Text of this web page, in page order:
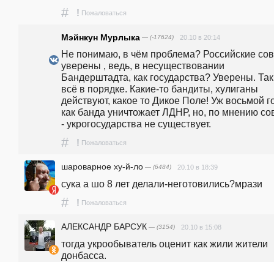
# ! Пожаловаться
Мэйнкун Мурлыка — (-17624) 20.10 в 20:14
Не понимаю, в чём проблема? Российские
уверены , ведь, в несуществовании
Бандерштадта, как государства? Уверены.
всё в порядке. Какие-то бандиты, хулиганы
действуют, какое то Дикое Поле! Уж восьмой
как банда уничтожает ЛДНР, но, по мнению
- укрогосударства не существует.
# ! Пожаловаться
шароварное ху-й-ло — (6484) 20.10 в 18:39
сука а шо 8 лет делали-неготовились?мрази
# ! Пожаловаться
АЛЕКСАНДР БАРСУК — (3154) 20.10 в 15:08
тогда укрообыватель оценит как жили жители
донбасса.